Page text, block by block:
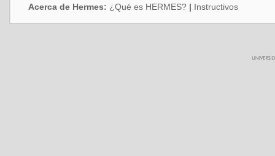
Acerca de Hermes: ¿Qué es HERMES? | Instructivos